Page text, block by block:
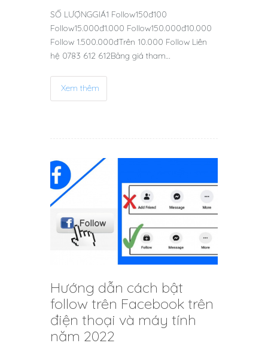
SỐ LƯỢNGGIÁ1 Follow150đ100
Follow15.000đ1.000 Follow150.000đ10.000
Follow 1.500.000đTrên 10.000 Follow Liên
hệ 0783 612 612Bảng giá tham…
Xem thêm
Hướng dẫn cách bật
follow trên Facebook trên
điện thoại và máy tính
năm 2022